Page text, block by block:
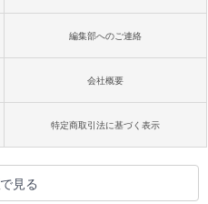
編集部へのご連絡
会社概要
特定商取引法に基づく表示
見る